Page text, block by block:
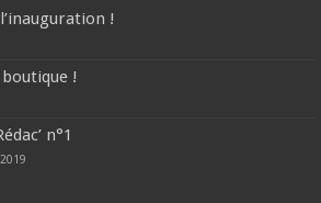
!
!
n°1